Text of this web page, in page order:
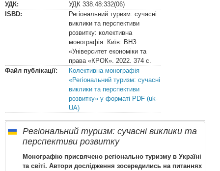
УДК:
УДК 338.48:332(06)
ISBD:
Регіональний туризм: сучасні
виклики та перспективи
розвитку: колективна
монографія. Київ: ВНЗ
«Університет економіки та
права «КРОК». 2022. 374 с.
Файл публікації:
Колективна монографія
«Регіональний туризм: сучасні
виклики та перспективи
розвитку» у форматі PDF (uk-
UA)
Регіональний туризм: сучасні виклики та
перспективи розвитку
Монографію присвячено регіонально туризму в Україні
та світі. Автори дослідження зосередились на питаннях